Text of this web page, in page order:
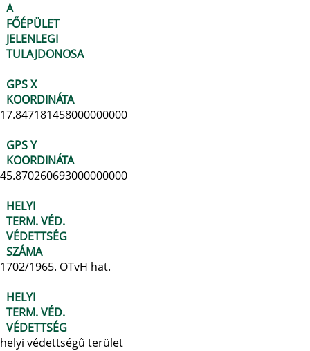
A
FŐÉPÜLET
JELENLEGI
TULAJDONOSA
GPS X
KOORDINÁTA
17.847181458000000000
GPS Y
KOORDINÁTA
45.870260693000000000
HELYI
TERM. VÉD.
VÉDETTSÉG
SZÁMA
1702/1965. OTvH hat.
HELYI
TERM. VÉD.
VÉDETTSÉG
helyi védettségû terület